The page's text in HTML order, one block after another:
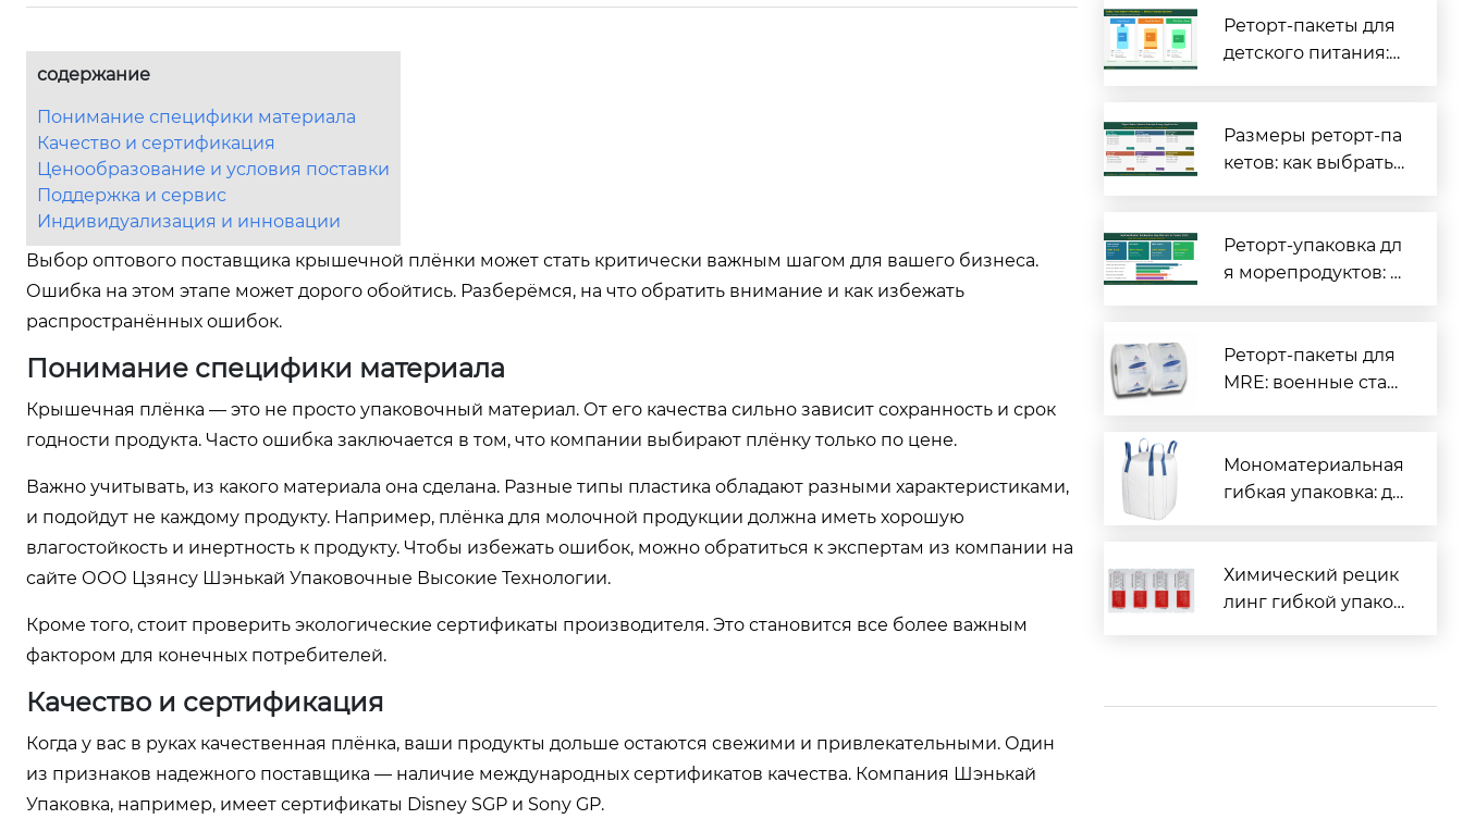
содержание
Понимание специфики материала
Качество и сертификация
Ценообразование и условия поставки
Поддержка и сервис
Индивидуализация и инновации
Выбор оптового поставщика крышечной плёнки может стать критически важным шагом для вашего бизнеса.
Ошибка на этом этапе может дорого обойтись. Разберёмся, на что обратить внимание и как избежать
распространённых ошибок.
Понимание специфики материала
Крышечная плёнка — это не просто упаковочный материал. От его качества сильно зависит сохранность и срок
годности продукта. Часто ошибка заключается в том, что компании выбирают плёнку только по цене.
Важно учитывать, из какого материала она сделана. Разные типы пластика обладают разными характеристиками,
и подойдут не каждому продукту. Например, плёнка для молочной продукции должна иметь хорошую
влагостойкость и инертность к продукту. Чтобы избежать ошибок, можно обратиться к экспертам из компании на
сайте ООО Цзянсу Шэнькай Упаковочные Высокие Технологии.
Кроме того, стоит проверить экологические сертификаты производителя. Это становится все более важным
фактором для конечных потребителей.
Качество и сертификация
Когда у вас в руках качественная плёнка, ваши продукты дольше остаются свежими и привлекательными. Один
из признаков надежного поставщика — наличие международных сертификатов качества. Компания Шэнькай
Упаковка, например, имеет сертификаты Disney SGP и Sony GP.
Реторт-пакеты для
детского питания:
и соответствию тре
бованиям [2026]
Размеры реторт-па
кетов: как выбрать
одукта
Реторт-упаковка дл
я морепродуктов: п
и морской продукц
ии
Реторт-пакеты для
MRE: военные стан
Мономатериальная
гибкая упаковка: де
аркетинговая конц
епция?
Химический рецик
линг гибкой упаков